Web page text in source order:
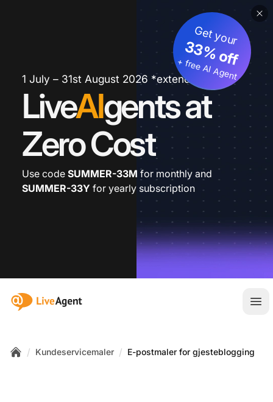
1 July – 31st August 2026 *extended
LiveAIgents at
Zero Cost
Get your
33% off
+ free AI Agent
Use code SUMMER-33M for monthly and
SUMMER-33Y for yearly subscription
:site.title
/ Kundeservicemaler / E-postmaler for gjesteblogging